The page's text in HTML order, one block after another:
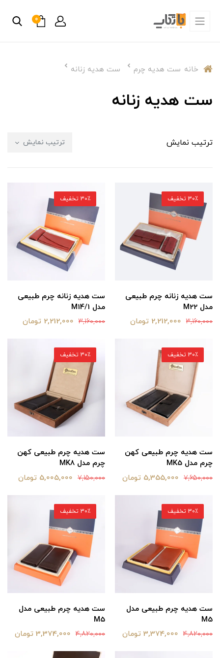
0
خانه ست هدیه چرم ست هدیه زنانه
ست هدیه زنانه
ترتیب نمایش ترتیب نمایش
ست هدیه زنانه چرم طبیعی
مدل M22
3,160,000 2,212,000 تومان
30٪ تخفیف
ست هدیه زنانه چرم طبیعی
مدل M14/1
3,160,000 2,212,000 تومان
30٪ تخفیف
ست هدیه چرم طبیعی کهن
چرم مدل MK5
7,650,000 5,355,000 تومان
30٪ تخفیف
ست هدیه چرم طبیعی کهن
چرم مدل MK8
7,150,000 5,005,000 تومان
30٪ تخفیف
ست هدیه چرم طبیعی مدل
M5
4,820,000 3,374,000 تومان
30٪ تخفیف
ست هدیه چرم طبیعی مدل
M5
4,820,000 3,374,000 تومان
30٪ تخفیف